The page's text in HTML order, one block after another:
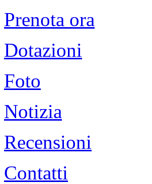
Prenota ora
Dotazioni
Foto
Notizia
Recensioni
Contatti